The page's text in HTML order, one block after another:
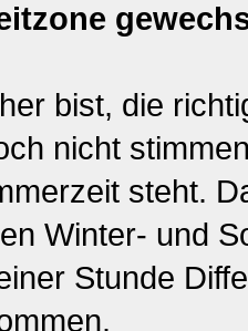
bist, die
nicht
steht.
Winter- und
Stunde